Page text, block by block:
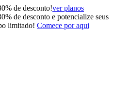
de desconto!ver planos
de desconto e potencialize seus
limitado! Comece por aqui